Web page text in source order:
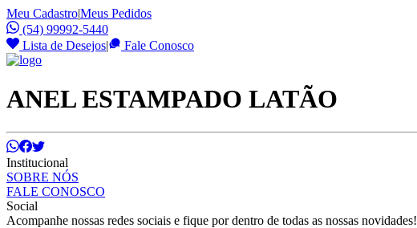
Meu Cadastro|Meus Pedidos
(54) 99992-5440
Lista de Desejos| Fale Conosco
ANEL ESTAMPADO LATÃO
Institucional
SOBRE NÓS
FALE CONOSCO
Social
Acompanhe nossas redes sociais e fique por dentro de todas as nossas novidades!